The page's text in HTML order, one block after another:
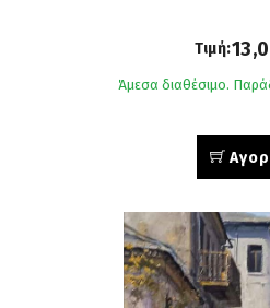
Τιμή:
Άμεσα διαθέσιμο.